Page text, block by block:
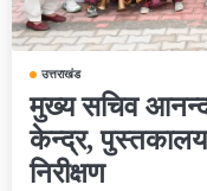
उत्तराखंड
मुख्य सचिव आनन्द
केन्द्र,
निरीक्षण